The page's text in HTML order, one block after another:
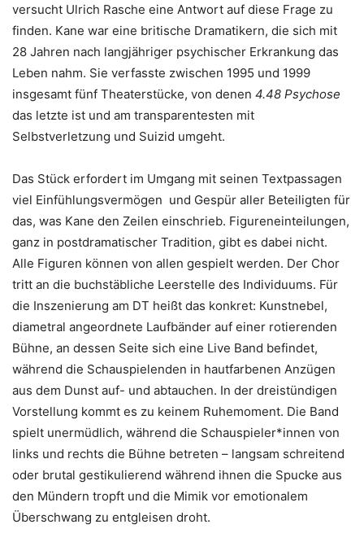
versucht Ulrich Rasche eine Antwort auf diese Frage zu
finden. Kane war eine britische Dramatikern, die sich mit
28 Jahren nach langjähriger psychischer Erkrankung das
Leben nahm. Sie verfasste zwischen 1995 und 1999
insgesamt fünf Theaterstücke, von denen 4.48 Psychose
das letzte ist und am transparentesten mit
Selbstverletzung und Suizid umgeht.
Das Stück erfordert im Umgang mit seinen Textpassagen
viel Einfühlungsvermögen und Gespür aller Beteiligten für
das, was Kane den Zeilen einschrieb. Figureneinteilungen,
ganz in postdramatischer Tradition, gibt es dabei nicht.
Alle Figuren können von allen gespielt werden. Der Chor
tritt an die buchstäbliche Leerstelle des Individuums. Für
die Inszenierung am DT heißt das konkret: Kunstnebel,
diametral angeordnete Laufbänder auf einer rotierenden
Bühne, an dessen Seite sich eine Live Band befindet,
während die Schauspielenden in hautfarbenen Anzügen
aus dem Dunst auf- und abtauchen. In der dreistündigen
Vorstellung kommt es zu keinem Ruhemoment. Die Band
spielt unermüdlich, während die Schauspieler*innen von
links und rechts die Bühne betreten – langsam schreitend
oder brutal gestikulierend während ihnen die Spucke aus
den Mündern tropft und die Mimik vor emotionalem
Überschwang zu entgleisen droht.